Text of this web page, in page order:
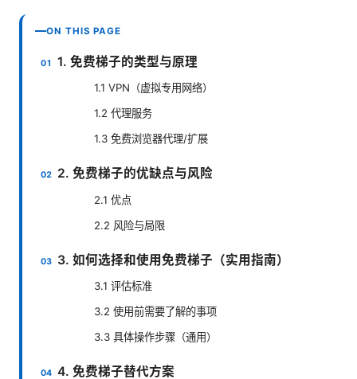
ON THIS PAGE
1. 免费梯子的类型与原理
1.1 VPN（虚拟专用网络）
1.2 代理服务
1.3 免费浏览器代理/扩展
2. 免费梯子的优缺点与风险
2.1 优点
2.2 风险与局限
3. 如何选择和使用免费梯子（实用指南）
3.1 评估标准
3.2 使用前需要了解的事项
3.3 具体操作步骤（通用）
4. 免费梯子替代方案